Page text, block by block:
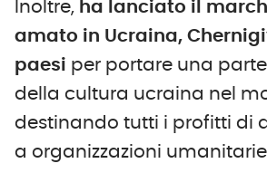
Inoltre, ha lanciato il
amato in Ucraina,
paesi per portare una
della cultura ucraina nel
destinando tutti i profitti di
a organizzazioni